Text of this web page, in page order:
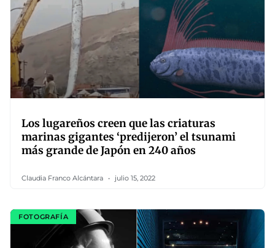
Los lugareños creen que las criaturas
marinas gigantes ‘predijeron’ el tsunami
más grande de Japón en 240 años
Claudia Franco Alcántara julio 15, 2022
FOTOGRAFÍA